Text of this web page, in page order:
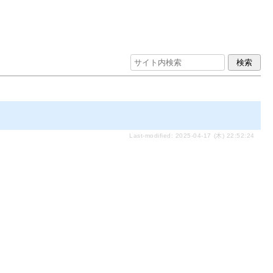
Last-modified: 2025-04-17 (木) 22:52:24